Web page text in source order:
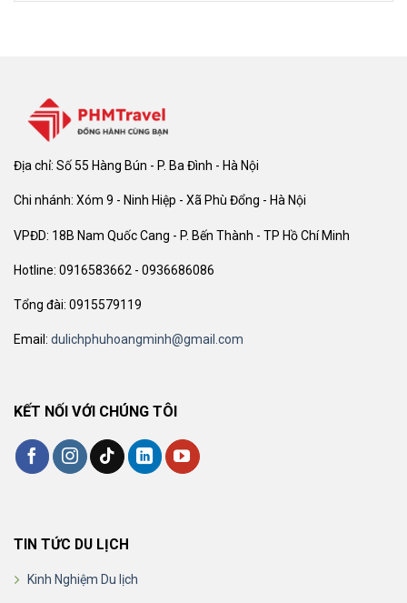
Địa chỉ: Số 55 Hàng Bún - P. Ba Đình - Hà Nội
Chi nhánh: Xóm 9 - Ninh Hiệp - Xã Phù Đổng - Hà Nội
VPĐD: 18B Nam Quốc Cang - P. Bến Thành - TP Hồ Chí Minh
Hotline: 0916583662 - 0936686086
Tổng đài: 0915579119
Email: dulichphuhoangminh@gmail.com
KẾT NỐI VỚI CHÚNG TÔI
TIN TỨC DU LỊCH
Kinh Nghiệm Du lịch